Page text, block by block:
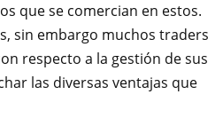
que se comercian en estos.
sin embargo muchos traders
respecto a la gestión de sus
las diversas ventajas que